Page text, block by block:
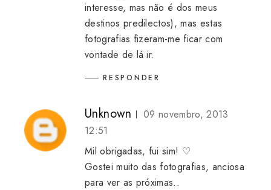
interesse, mas não é dos meus
destinos predilectos), mas estas
fotografias fizeram-me ficar com
vontade de lá ir.
RESPONDER
Unknown
09 novembro, 2013
12:51
Mil obrigadas, fui sim! ♡
Gostei muito das fotografias, anciosa
para ver as próximas..